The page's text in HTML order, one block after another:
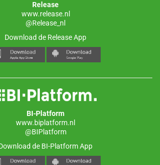
Release
www.release.nl
@Release_nl
Download de Release App
BI-Platform
www.biplatform.nl
@BIPlatform
de BI-Platform App